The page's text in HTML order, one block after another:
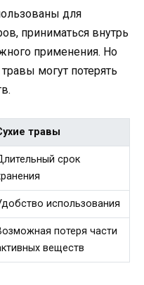
для
приниматься внутрь
применения. Но
могут потерять
травы
срок
использования
потеря части
веществ